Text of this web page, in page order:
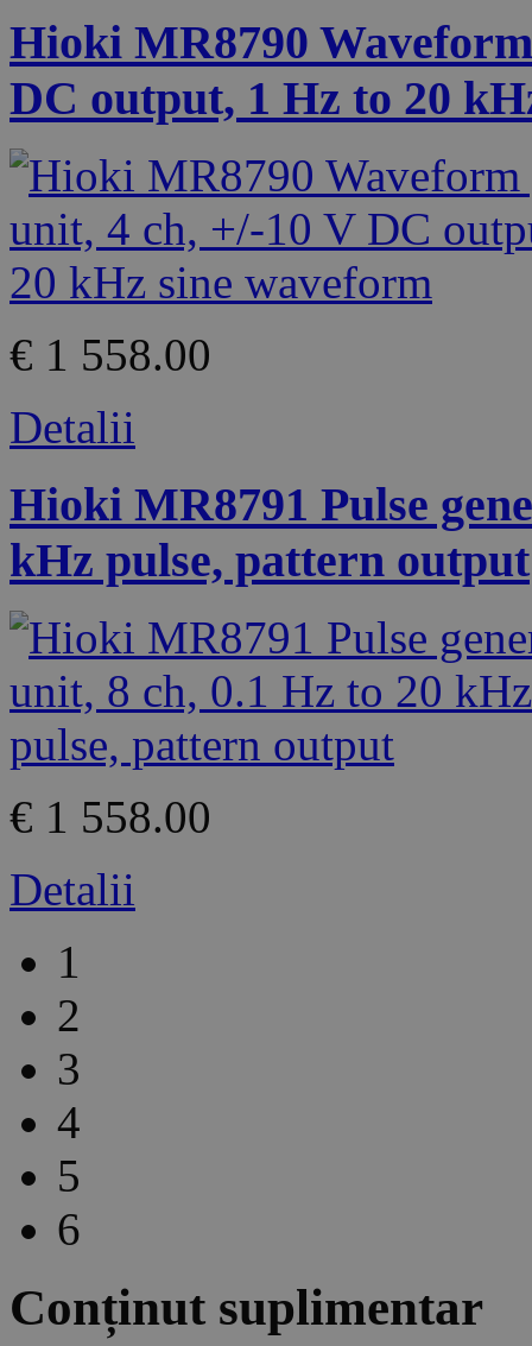
Hioki MR8790
DC output, 1 Hz to 20
€ 1 558.00
Detalii
Hioki MR8791 Pulse
kHz pulse, pattern output
€ 1 558.00
Detalii
1
2
3
4
5
6
Conținut suplimentar